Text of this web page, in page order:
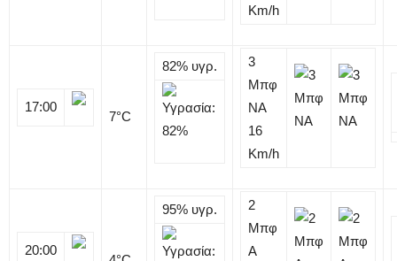
Km/h
17:00
7°C
82% υγρ.
3
Μπφ
NA
16
Km/h
20:00
95% υγρ.
2
Μπφ
Α